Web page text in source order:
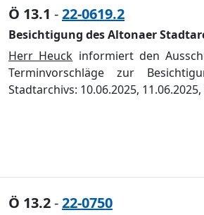
Ö 13.1 -22-0619.2
Besichtigung des Altonaer
Herr Heuck informiert den
Terminvorschläge zur
Stadtarchivs: 10.06.2025, 11.06.2025,
Ö 13.2-22-0750